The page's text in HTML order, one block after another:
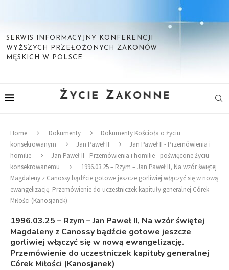
SERWIS INFORMACYJNY KONFERENCJI
WYŻSZYCH PRZEŁOŻONYCH ZAKONÓW
MĘSKICH W POLSCE
Home Dokumenty
Dokumenty Kościoła o życiu
konsekrowanym
Jan Paweł II
Jan Paweł II - Przemówienia i
homilie
Jan Paweł II - Przemówienia i homilie - poświęcone życiu
konsekrowanemu
1996.03.25 – Rzym – Jan Paweł II, Na wzór świętej
Magdaleny z Canossy bądźcie gotowe jeszcze gorliwiej włączyć się w nową
ewangelizację. Przemówienie do uczestniczek kapituły generalnej Córek
Miłości (Kanosjanek)
1996.03.25 – Rzym – Jan Paweł II, Na wzór świętej
Magdaleny z Canossy bądźcie gotowe jeszcze
gorliwiej włączyć się w nową ewangelizację.
Przemówienie do uczestniczek kapituły generalnej
Córek Miłości (Kanosjanek)